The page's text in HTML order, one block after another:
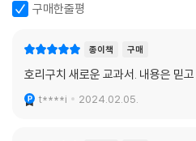
구매한줄평
종이책 구매
호리구치 새로운 교과서. 내용은 믿
t****i 2024.02.05.